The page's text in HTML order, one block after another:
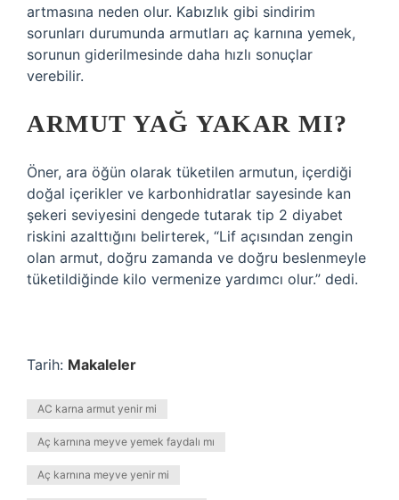
artmasına neden olur. Kabızlık gibi sindirim
sorunları durumunda armutları aç karnına yemek,
sorunun giderilmesinde daha hızlı sonuçlar
verebilir.
ARMUT YAĞ YAKAR MI?
Öner, ara öğün olarak tüketilen armutun, içerdiği
doğal içerikler ve karbonhidratlar sayesinde kan
şekeri seviyesini dengede tutarak tip 2 diyabet
riskini azalttığını belirterek, “Lif açısından zengin
olan armut, doğru zamanda ve doğru beslenmeyle
tüketildiğinde kilo vermenize yardımcı olur.” dedi.
Tarih: Makaleler
AC karna armut yenir mi
Aç karnına meyve yemek faydalı mı
Aç karnına meyve yenir mi